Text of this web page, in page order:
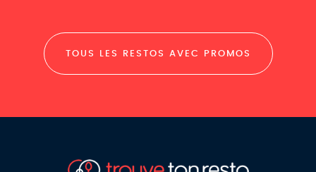
TOUS LES RESTOS AVEC PROMOS